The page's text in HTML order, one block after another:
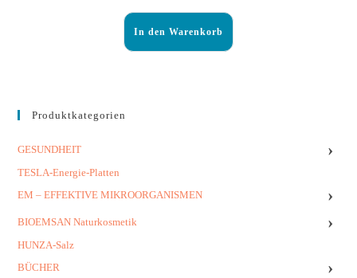
In den Warenkorb
Produktkategorien
GESUNDHEIT ›
TESLA-Energie-Platten
EM – EFFEKTIVE MIKROORGANISMEN
›
BIOEMSAN Naturkosmetik ›
HUNZA-Salz
BÜCHER
›